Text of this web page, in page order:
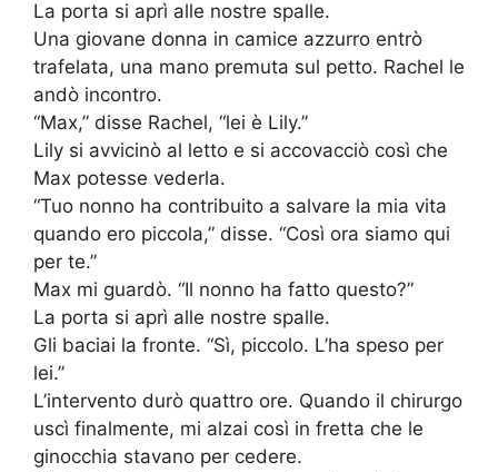
La porta si aprì alle nostre spalle.
Una giovane donna in camice azzurro entrò
trafelata, una mano premuta sul petto. Rachel le
andò incontro.
“Max,” disse Rachel, “lei è Lily.”
Lily si avvicinò al letto e si accovacciò così che
Max potesse vederla.
“Tuo nonno ha contribuito a salvare la mia vita
quando ero piccola,” disse. “Così ora siamo qui
per te.”
Max mi guardò. “Il nonno ha fatto questo?”
La porta si aprì alle nostre spalle.
Gli baciai la fronte. “Sì, piccolo. L’ha speso per
lei.”
L’intervento durò quattro ore. Quando il chirurgo
uscì finalmente, mi alzai così in fretta che le
ginocchia stavano per cedere.